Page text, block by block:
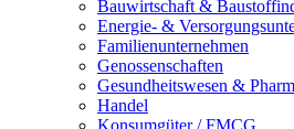
Bauwirtschaft &
Energie- &
Familienunternehmen
Genossenschaften
Gesundheitswesen &
Handel
Konsumgüter / FMCG